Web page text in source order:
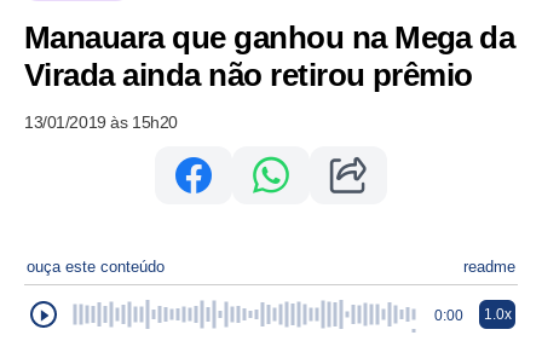
Manauara que ganhou na Mega da
Virada ainda não retirou prêmio
13/01/2019 às 15h20
ouça este conteúdo readme
0:00 1.0x